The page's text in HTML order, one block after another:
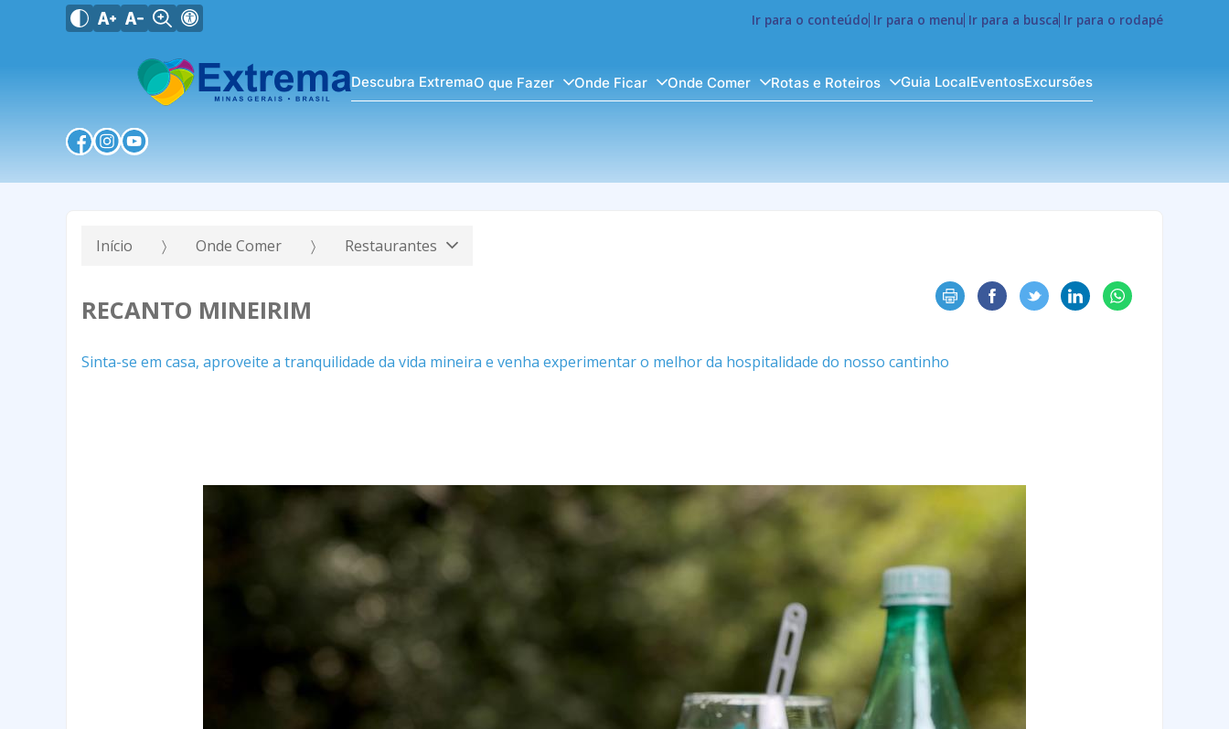
Ir para o conteúdo Ir para o menu Ir para a busca Ir para o rodapé
Descubra ExtremaO que Fazer Onde Ficar Onde Comer Rotas e Roteiros Guia LocalEventosExcursões
Início Onde Comer Restaurantes
RECANTO MINEIRIM
Sinta-se em casa, aproveite a tranquilidade da vida mineira e venha experimentar o melhor da hospitalidade do nosso cantinho